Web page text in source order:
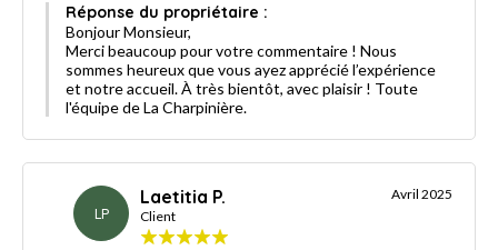
Réponse du propriétaire :
Bonjour Monsieur,
Merci beaucoup pour votre commentaire ! Nous
sommes heureux que vous ayez apprécié l’expérience
et notre accueil. À très bientôt, avec plaisir ! Toute
l'équipe de La Charpinière.
LP
Laetitia P.
Client
Avril 2025